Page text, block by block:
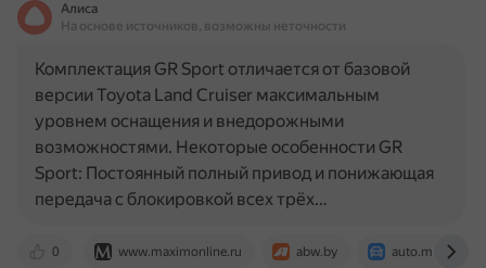
Алиса
На основе источников, возможны неточности
0 www.maximonline.ru abw.by auto.mail.ru
Комплектация GR Sport отличается от базовой
версии Toyota Land Cruiser максимальным
уровнем оснащения и внедорожными
возможностями. Некоторые особенности GR
Sport: Постоянный полный привод и понижающая
передача с блокировкой всех трёх…